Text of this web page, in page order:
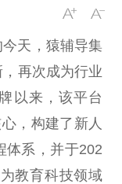
天，猿辅导集
再次成为行业
以来，该平台
，构建了新人
体系，并于202
教育科技领域